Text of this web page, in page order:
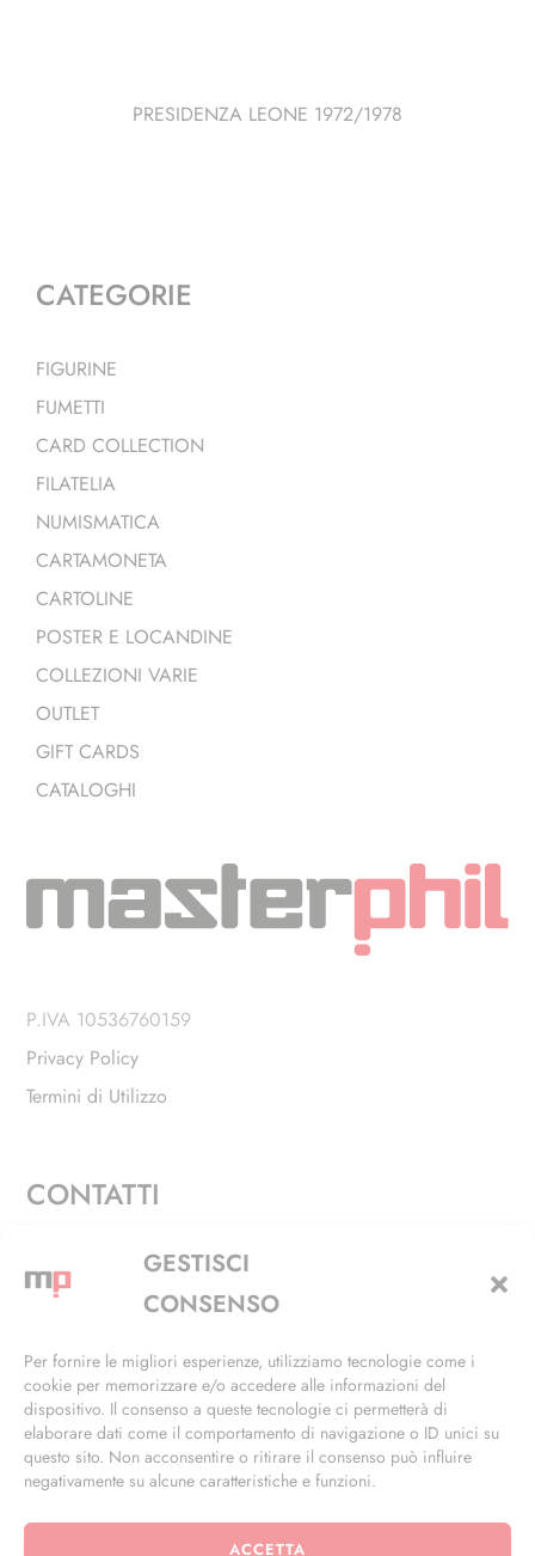
GESTISCI
CONSENSO
Per fornire le migliori esperienze, utilizziamo tecnologie come i
cookie per memorizzare e/o accedere alle informazioni del
dispositivo. Il consenso a queste tecnologie ci permetterà di
elaborare dati come il comportamento di navigazione o ID unici su
questo sito. Non acconsentire o ritirare il consenso può influire
negativamente su alcune caratteristiche e funzioni.
ACCETTA
PRESIDENZA LEONE 1972/1978
CATEGORIE
FIGURINE
FUMETTI
CARD COLLECTION
FILATELIA
NUMISMATICA
CARTAMONETA
CARTOLINE
POSTER E LOCANDINE
COLLEZIONI VARIE
OUTLET
GIFT CARDS
CATALOGHI
P.IVA 10536760159
Privacy Policy
Termini di Utilizzo
CONTATTI
Via Alfieri, 27 - Trezzano Sul Naviglio (MI)
+39 02 4846 3155
info@masterphil.it